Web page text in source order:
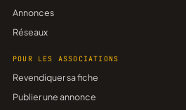
Annonces
Réseaux
POUR LES ASSOCIATIONS
Revendiquer sa fiche
Publier une annonce